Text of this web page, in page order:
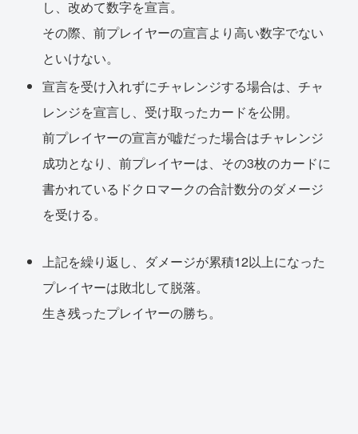
し、改めて数字を宣言。
その際、前プレイヤーの宣言より高い数字でない
といけない。
宣言を受け入れずにチャレンジする場合は、チャ
レンジを宣言し、受け取ったカードを公開。
前プレイヤーの宣言が嘘だった場合はチャレンジ
成功となり、前プレイヤーは、その3枚のカードに
書かれているドクロマークの合計数分のダメージ
を受ける。
上記を繰り返し、ダメージが累積12以上になった
プレイヤーは敗北して脱落。
生き残ったプレイヤーの勝ち。